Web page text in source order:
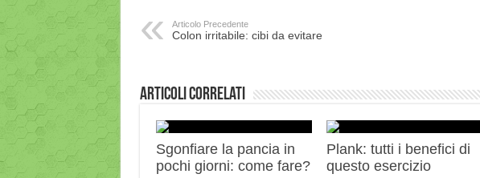
Articolo Precedente
Colon irritabile: cibi da evitare
Articoli correlati
Sgonfiare la pancia in
pochi giorni: come fare?
Plank: tutti i benefici di
questo esercizio